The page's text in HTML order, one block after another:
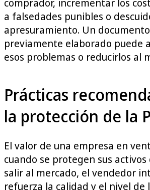
a falsedades punibles o
apresuramiento. Un
previamente elaborado puede
esos problemas o reducirlos al
Prácticas
la protección de la
El valor de una empresa en
cuando se protegen sus activos
salir al mercado, el vendedor
refuerza la calidad y el nivel de